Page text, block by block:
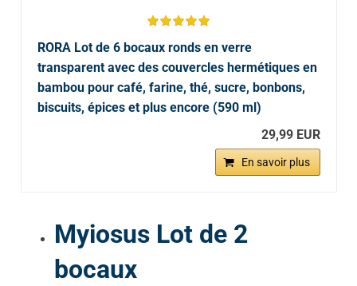
RORA Lot de 6 bocaux ronds en verre
transparent avec des couvercles hermétiques en
bambou pour café, farine, thé, sucre, bonbons,
biscuits, épices et plus encore (590 ml)
29,99 EUR
En savoir plus
Myiosus Lot de 2
bocaux